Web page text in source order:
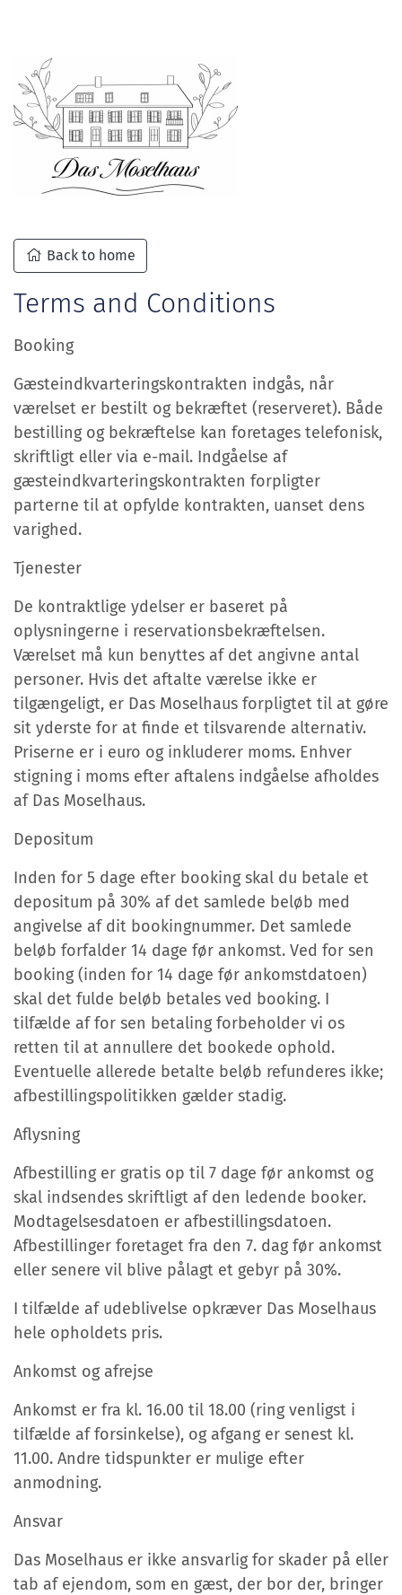
Back to home
Terms and Conditions
Booking
Gæsteindkvarteringskontrakten indgås, når
værelset er bestilt og bekræftet (reserveret). Både
bestilling og bekræftelse kan foretages telefonisk,
skriftligt eller via e-mail. Indgåelse af
gæsteindkvarteringskontrakten forpligter
parterne til at opfylde kontrakten, uanset dens
varighed.
Tjenester
De kontraktlige ydelser er baseret på
oplysningerne i reservationsbekræftelsen.
Værelset må kun benyttes af det angivne antal
personer. Hvis det aftalte værelse ikke er
tilgængeligt, er Das Moselhaus forpligtet til at gøre
sit yderste for at finde et tilsvarende alternativ.
Priserne er i euro og inkluderer moms. Enhver
stigning i moms efter aftalens indgåelse afholdes
af Das Moselhaus.
Depositum
Inden for 5 dage efter booking skal du betale et
depositum på 30% af det samlede beløb med
angivelse af dit bookingnummer. Det samlede
beløb forfalder 14 dage før ankomst. Ved for sen
booking (inden for 14 dage før ankomstdatoen)
skal det fulde beløb betales ved booking. I
tilfælde af for sen betaling forbeholder vi os
retten til at annullere det bookede ophold.
Eventuelle allerede betalte beløb refunderes ikke;
afbestillingspolitikken gælder stadig.
Aflysning
Afbestilling er gratis op til 7 dage før ankomst og
skal indsendes skriftligt af den ledende booker.
Modtagelsesdatoen er afbestillingsdatoen.
Afbestillinger foretaget fra den 7. dag før ankomst
eller senere vil blive pålagt et gebyr på 30%.
I tilfælde af udeblivelse opkræver Das Moselhaus
hele opholdets pris.
Ankomst og afrejse
Ankomst er fra kl. 16.00 til 18.00 (ring venligst i
tilfælde af forsinkelse), og afgang er senest kl.
11.00. Andre tidspunkter er mulige efter
anmodning.
Ansvar
Das Moselhaus er ikke ansvarlig for skader på eller
tab af ejendom, som en gæst, der bor der, bringer